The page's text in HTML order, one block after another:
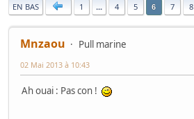
EN BAS 1 ... 4 5 6 7 8
Mnzaou
Pull marine
02 Mai 2013 à 10:43
Ah ouai : Pas con !